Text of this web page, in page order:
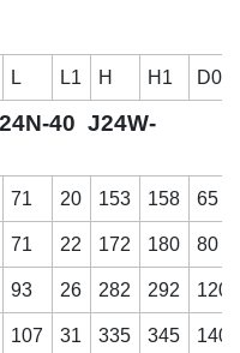
L L1 H H1 D0
40 J24W-
71 20 153 158 65
71 22 172 180 80
93 26 282 292 120
107 31 335 345 140